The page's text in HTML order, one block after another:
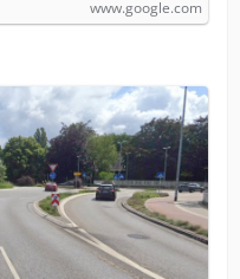
www.google.com